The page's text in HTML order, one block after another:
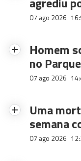
07 ago 2026
Homem
no
07 ago 2026
Uma
semana
07 ago 2026